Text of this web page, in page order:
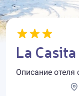
La
Описание отеля